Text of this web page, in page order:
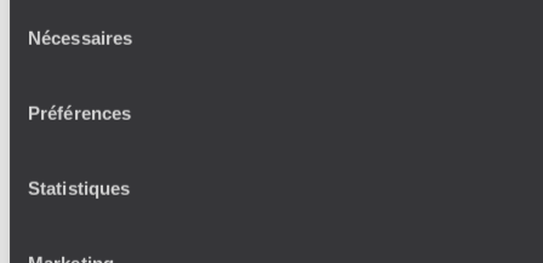
Nécessaires
Préférences
Statistiques